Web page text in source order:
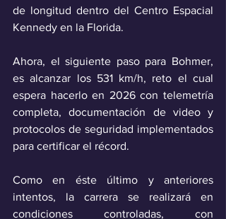
de longitud dentro del Centro Espacial
Kennedy en la Florida.
Ahora, el siguiente paso para Bohmer,
es alcanzar los 531 km/h, reto el cual
espera hacerlo en 2026 con telemetría
completa, documentación de video y
protocolos de seguridad implementados
para certificar el récord.
Como en éste último y anteriores
intentos, la carrera se realizará en
condiciones controladas, con